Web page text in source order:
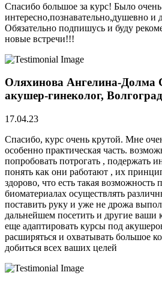
Спасибо большое за курс! Было очень
интересно,познавательно,душевно и
Обязательно подпишусь и буду
новые встречи!!!
Оляхинова Ангелина-Долма
акушер-гинеколог, Волгоград
17.04.23
Спасибо, курс очень крутой. Мне
особенно практическая часть.
попробовать потрогать , подержать
понять как они работают , их
здорово, что есть такая возможность
биоматериалах осуществлять
поставить руку и уже не дрожа
дальнейшем посетить и другие
еще адаптировать курсы под
расширяться и охватывать большое
добиться всех ваших целей